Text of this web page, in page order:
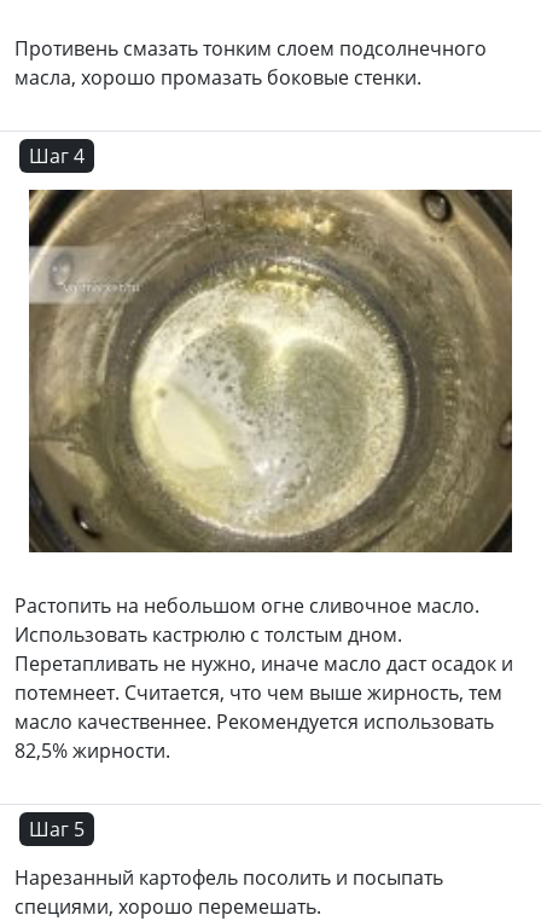
Противень смазать тонким слоем подсолнечного
масла, хорошо промазать боковые стенки.
Шаг 4
Растопить на небольшом огне сливочное масло.
Использовать кастрюлю с толстым дном.
Перетапливать не нужно, иначе масло даст осадок и
потемнеет. Считается, что чем выше жирность, тем
масло качественнее. Рекомендуется использовать
82,5% жирности.
Шаг 5
Нарезанный картофель посолить и посыпать
специями, хорошо перемешать.